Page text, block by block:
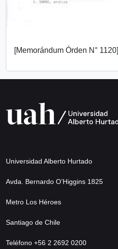
[Memorándum Órden N° 1120]
Universidad Alberto Hurtado
Avda. Bernardo O’Higgins 1825
Metro Los Héroes
Santiago de Chile
Teléfono +56 2 2692 0200